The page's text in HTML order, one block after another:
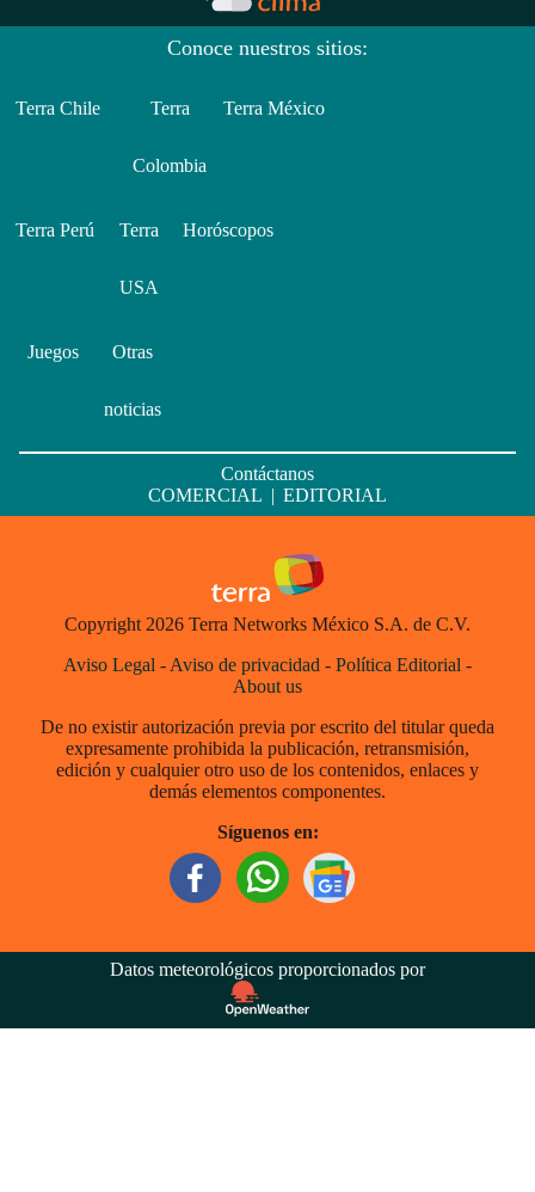
Conoce nuestros sitios:
Terra Chile Terra
Colombia
Terra México
Terra Perú Terra
USA
Horóscopos
Juegos Otras
noticias
Contáctanos
COMERCIAL | EDITORIAL
Copyright 2026 Terra Networks México S.A. de C.V.
Aviso Legal - Aviso de privacidad - Política Editorial -
About us
De no existir autorización previa por escrito del titular queda
expresamente prohibida la publicación, retransmisión,
edición y cualquier otro uso de los contenidos, enlaces y
demás elementos componentes.
Síguenos en:
Datos meteorológicos proporcionados por